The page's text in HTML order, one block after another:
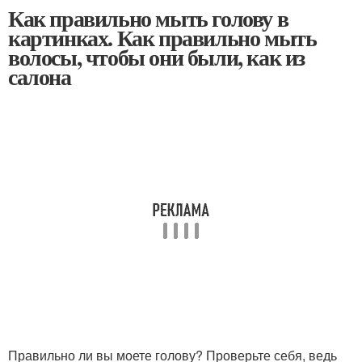
Как правильно мыть голову в
картинках. Как правильно мыть
волосы, чтобы они были, как из
салона
Правильно ли вы моете голову? Проверьте себя, ведь